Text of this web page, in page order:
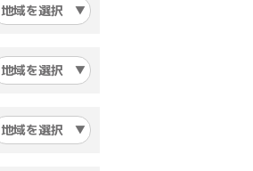
地域を選択
地域を選択
地域を選択